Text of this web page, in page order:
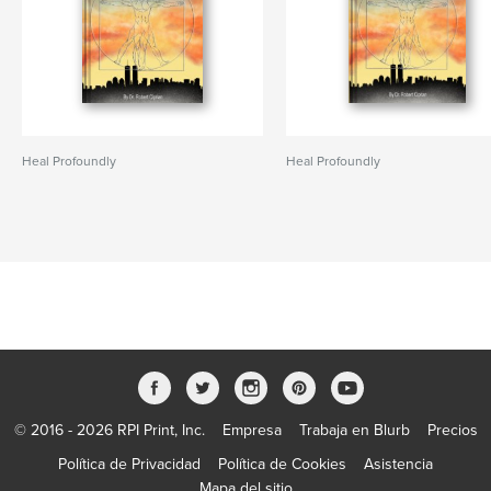
Heal Profoundly Heal Profoundly
© 2016 - 2026 RPI Print, Inc. Empresa Trabaja en Blurb
Precios
Política de Privacidad
Política de Cookies
Asistencia